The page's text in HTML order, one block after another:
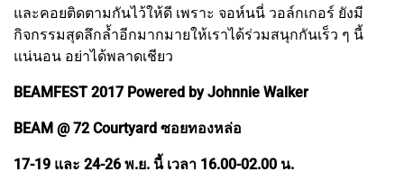
และคอยติดตามกันไว้ให้ดี เพราะ จอห์นนี่ วอล์กเกอร์ ยังมี
กิจกรรมสุดลึกล้ำอีกมากมายให้เราได้ร่วมสนุกกันเร็ว ๆ นี้
แน่นอน อย่าได้พลาดเชียว
BEAMFEST 2017 Powered by Johnnie Walker
BEAM @ 72 Courtyard ซอยทองหล่อ
17-19 และ 24-26 พ.ย. นี้ เวลา 16.00-02.00 น.